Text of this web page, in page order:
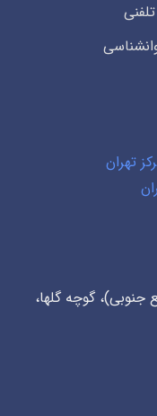
تهران
جنوبی)، گوچه گلها،